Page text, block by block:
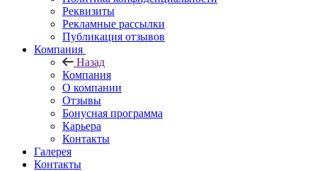
Реквизиты
Рекламные рассылки
Публикация отзывов
Компания
Назад
Компания
О компании
Отзывы
Бонусная программа
Карьера
Контакты
Галерея
Контакты